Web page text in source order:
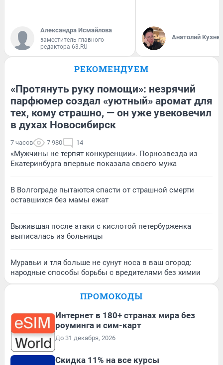
Александра Исмайлова
заместитель главного
редактора 63.RU
Анатолий
РЕКОМЕНДУЕМ
«Протянуть руку помощи»: незрячий
парфюмер создал «уютный» аромат для
тех, кому страшно, — он уже увековечил
в духах Новосибирск
7 часов 7 980 14
«Мужчины не терпят конкуренции». Порнозвезда из
Екатеринбурга впервые показала своего мужа
В Волгограде пытаются спасти от страшной смерти
оставшихся без мамы ежат
Выжившая после атаки с кислотой петербурженка
выписалась из больницы
Муравьи и тля больше не сунут носа в ваш огород:
народные способы борьбы с вредителями без химии
ПРОМОКОДЫ
Интернет в 180+ странах мира без
роуминга и сим-карт
До 31 декабря, 2026
Скидка 11% на все курсы